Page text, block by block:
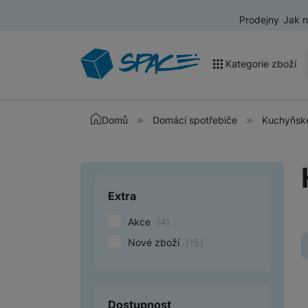
Prodejny Jak
Kategorie zboží
Akce a výprodej
Televize
Audio
Domácí spotřebiče
Domů Domácí spotřebiče
Upřesnit
Extra
Akce (4)
Nové zboží (15)
Dostupnost